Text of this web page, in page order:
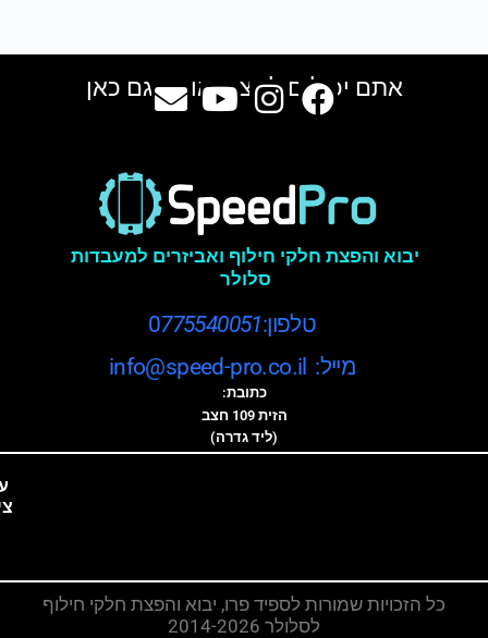
אתם יכולים למצוא אותנו גם כאן
יבוא והפצת חלקי חילוף ואביזרים למעבדות
סלולר
טלפון:0775540051
מייל: info@speed-pro.co.il
כתובת:
הזית 109 חצב
(ליד גדרה)
כל הזכויות שמורות לספיד פרו, יבוא והפצת חלקי חילוף
לסלולר 2014-2026